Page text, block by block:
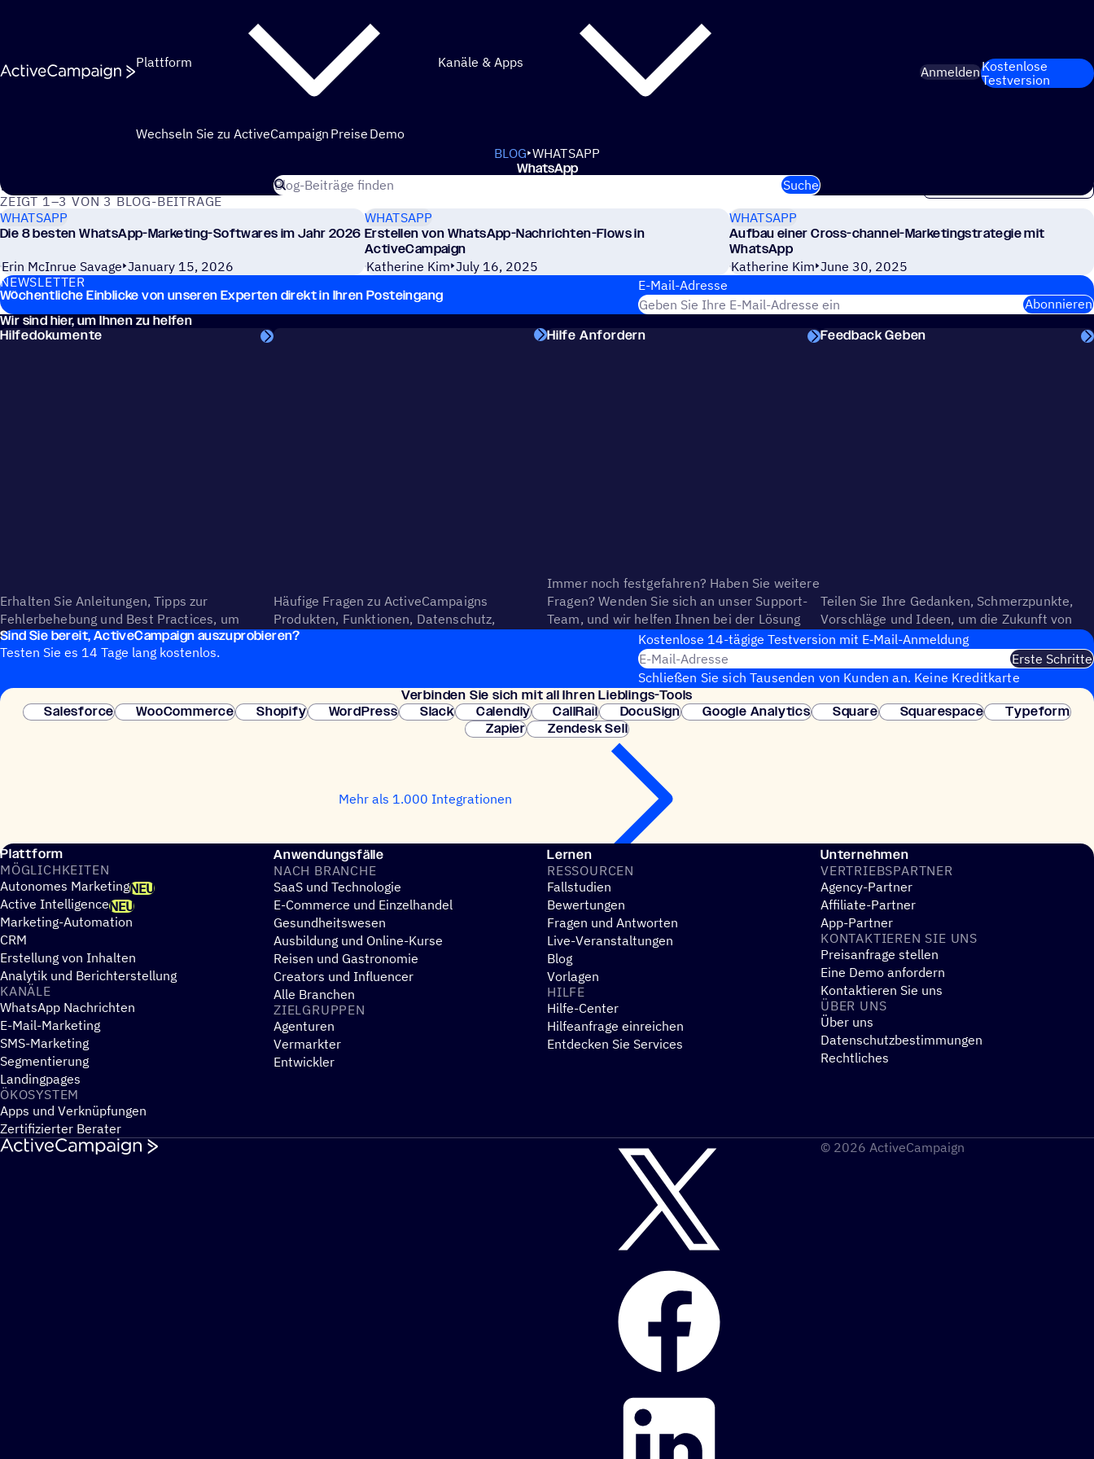
Plattform Kanäle & Apps
Wechseln Sie zu ActiveCampaign Preise Demo
AnmeldenKostenlose
Testversion
BLOG WHATSAPP
Whats­App
Suche im ActiveCampaign Blog Suche
WhatsApp
ZEIGT 1–3 VON 3 BLOG-BEITRÄGE
WHATSAPP
Die 8 besten WhatsApp-Marketing-Softwares im Jahr 2026
Erin McInrue Savage January 15, 2026
WHATSAPP
Erstellen von WhatsApp-Nachrichten-Flows in
ActiveCampaign
Katherine Kim July 16, 2025
WHATSAPP
Aufbau einer Cross-channel-Marketingstrategie mit
WhatsApp
Katherine Kim June 30, 2025
NEWS­LET­TER
Wöchent­li­che Einbli­cke von unseren Exper­ten direkt in Ihren Posteingang
E-Mail-Adresse
Abonnieren
Wir sind hier, um Ihnen zu helfen
Hilfedokumente
Erhalten Sie Anleitungen, Tipps zur
Fehlerbehebung und Best Practices, um
Plattformfunktionen effektiv zu nutzen.
Häufige Fragen zu ActiveCampaigns
Produkten, Funktionen, Datenschutz,
Einrichtung, Abrechnung und Konto.
Hilfe Anfordern
Immer noch festgefahren? Haben Sie weitere
Fragen? Wenden Sie sich an unser Support-
Team, und wir helfen Ihnen bei der Lösung
Ihres Problems.
Feedback Geben
Teilen Sie Ihre Gedanken, Schmerzpunkte,
Vorschläge und Ideen, um die Zukunft von
ActiveCampaign mitzugestalten.
Sind Sie bereit, ActiveCampaign auszuprobieren?
Testen Sie es 14 Tage lang kostenlos.
Kosten­lose 14-tägige Test­ver­sion mit E‑Mail-Anmel­dung
E-Mail-Adresse
Erste Schritte
Schließen Sie sich Tausenden von Kunden an. Keine Kreditkarte
erforderlich. Sofortige Einrichtung.
Verbin­den Sie sich mit all Ihren Lieblings-Tools
Salesforce
WooCommerce Shopify WordPress Slack Calendly CallRail DocuSign Google Analytics Square Squarespace
Typeform
Zapier
Zendesk Sell
Mehr als 1.000 Integrationen
Plattform
MÖGLICH­KEI­TEN
Autonomes MarketingNEU
Active IntelligenceNEU
Marketing-Automation
CRM
Erstellung von Inhalten
Analytik und Berichterstellung
KANÄLE
WhatsApp Nachrichten
E-Mail-Marketing
SMS-Marketing
Segmentierung
Landingpages
ÖKOSYS­TEM
Apps und Verknüpfungen
Zertifizierter Berater
Anwendungsfälle
NACH BRANCHE
SaaS und Technologie
E-Commerce und Einzelhandel
Gesundheitswesen
Ausbildung und Online-Kurse
Reisen und Gastronomie
Creators und Influencer
Alle Branchen
ZIEL­GRUP­PEN
Agenturen
Vermarkter
Entwickler
Lernen
RESSOUR­CEN
Fallstudien
Bewertungen
Fragen und Antworten
Live-Veranstaltungen
Blog
Vorlagen
HILFE
Hilfe-Center
Hilfeanfrage einreichen
Entdecken Sie Services
Unternehmen
VERTRIEBS­PART­NER
Agency-Partner
Affiliate-Partner
App-Partner
KONTAK­TIE­REN SIE UNS
Preisanfrage stellen
Eine Demo anfordern
Kontaktieren Sie uns
ÜBER UNS
Über uns
Datenschutzbestimmungen
Rechtliches
© 2026 ActiveCampaign